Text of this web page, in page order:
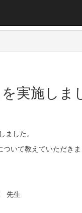
実施しま
した。
いて教えていただきま
先生